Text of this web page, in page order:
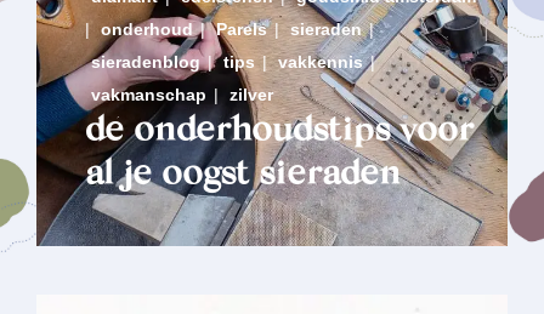
| onderhoud | Parels | sieraden |
sieradenblog | tips | vakkennis |
vakmanschap | zilver
dé onderhoudstips voor
al je oogst sieraden